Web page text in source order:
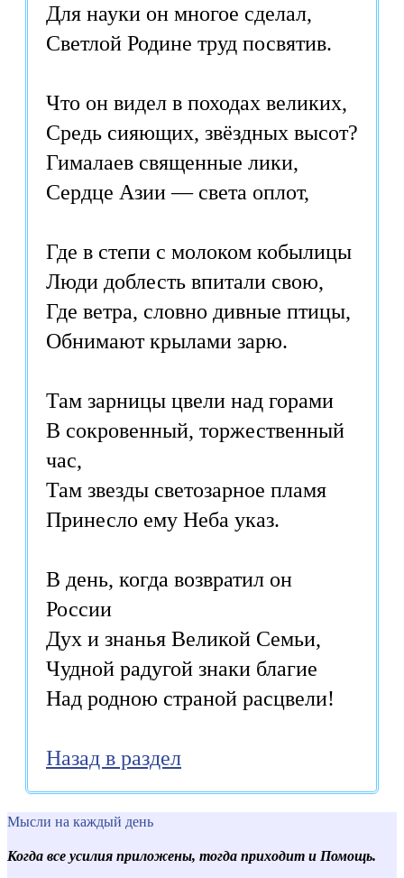
Для науки он многое сделал,
Светлой Родине труд посвятив.
Что он видел в походах великих,
Средь сияющих, звёздных высот?
Гималаев священные лики,
Сердце Азии — света оплот,
Где в степи с молоком кобылицы
Люди доблесть впитали свою,
Где ветра, словно дивные птицы,
Обнимают крылами зарю.
Там зарницы цвели над горами
В сокровенный, торжественный
час,
Там звезды светозарное пламя
Принесло ему Неба указ.
В день, когда возвратил он
России
Дух и знанья Великой Семьи,
Чудной радугой знаки благие
Над родною страной расцвели!
Назад в раздел
Мысли на каждый день
Когда все усилия приложены, тогда приходит и Помощь.